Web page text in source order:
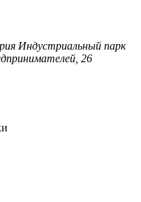
Индустриальный парк
26